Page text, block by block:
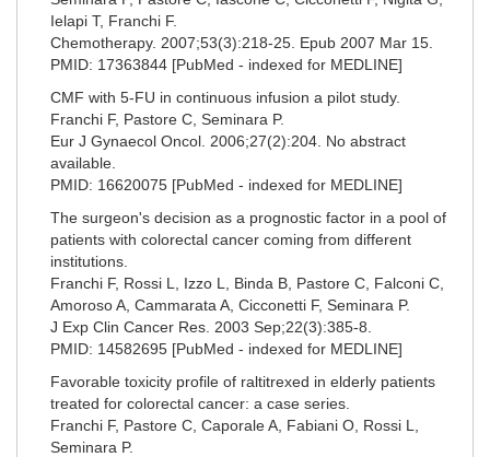
Ielapi T, Franchi F.
Chemotherapy. 2007;53(3):218-25. Epub 2007 Mar 15.
PMID: 17363844 [PubMed - indexed for MEDLINE]
CMF with 5-FU in continuous infusion a pilot study.
Franchi F, Pastore C, Seminara P.
Eur J Gynaecol Oncol. 2006;27(2):204. No abstract
available.
PMID: 16620075 [PubMed - indexed for MEDLINE]
The surgeon's decision as a prognostic factor in a pool of
patients with colorectal cancer coming from different
institutions.
Franchi F, Rossi L, Izzo L, Binda B, Pastore C, Falconi C,
Amoroso A, Cammarata A, Cicconetti F, Seminara P.
J Exp Clin Cancer Res. 2003 Sep;22(3):385-8.
PMID: 14582695 [PubMed - indexed for MEDLINE]
Favorable toxicity profile of raltitrexed in elderly patients
treated for colorectal cancer: a case series.
Franchi F, Pastore C, Caporale A, Fabiani O, Rossi L,
Seminara P.